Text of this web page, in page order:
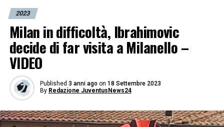
2023
Milan in difficoltà, Ibrahimovic
decide di far visita a Milanello –
VIDEO
Published 3 anni ago on 18 Settembre 2023
By Redazione JuventusNews24